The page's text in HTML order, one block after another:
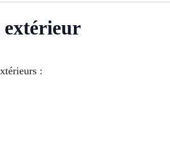
extérieur
: